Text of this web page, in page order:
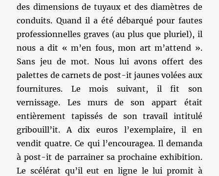
des dimensions de tuyaux et des diamètres de
conduits. Quand il a été débarqué pour fautes
professionnelles graves (au plus que pluriel), il
nous a dit « m’en fous, mon art m’attend ».
Sans jeu de mot. Nous lui avons offert des
palettes de carnets de post-it jaunes volées aux
fournitures. Le mois suivant, il fit son
vernissage. Les murs de son appart était
entièrement tapissés de son travail intitulé
gribouill’it. A dix euros l’exemplaire, il en
vendit quatre. Ce qui l’encouragea. Il demanda
à post-it de parrainer sa prochaine exhibition.
Le scélérat qu’il eut en ligne le lui promit à